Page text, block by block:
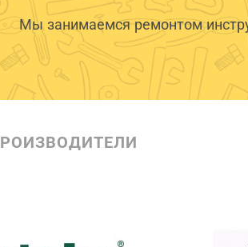
Мы занимаемся ремонтом